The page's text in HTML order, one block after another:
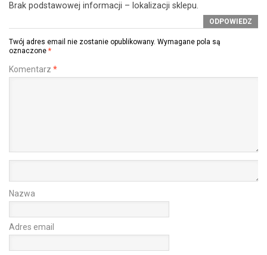
Brak podstawowej informacji – lokalizacji sklepu.
ODPOWIEDZ
Twój adres email nie zostanie opublikowany. Wymagane pola są
oznaczone *
Komentarz *
Nazwa
Adres email